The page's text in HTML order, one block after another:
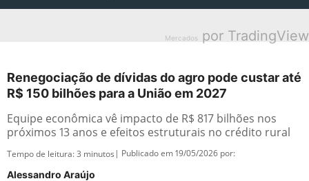
Mercados por TradingView
Renegociação de dívidas do agro pode custar até
R$ 150 bilhões para a União em 2027
Equipe econômica vê impacto de R$ 817 bilhões nos
próximos 13 anos e efeitos estruturais no crédito rural
Tempo de leitura:3 minutos | Publicado em 19/05/2026 por:
Alessandro Araújo